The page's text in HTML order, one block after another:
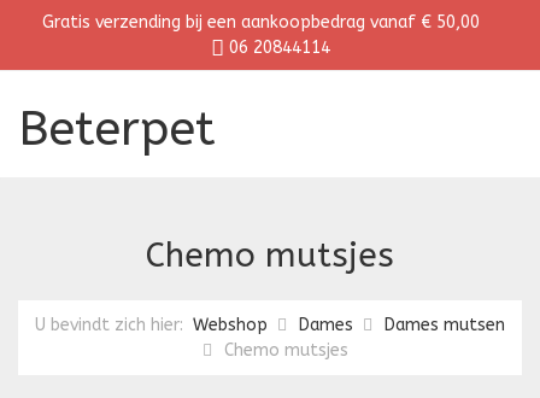
Gratis verzending bij een aankoopbedrag vanaf € 50,00
06 20844114
Beterpet
Chemo mutsjes
U bevindt zich hier: Webshop Dames
Dames mutsen
Chemo mutsjes